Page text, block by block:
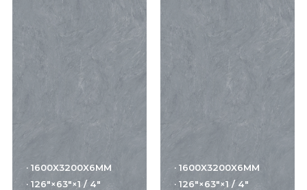
结晶干粒亮抛
钻粉干粒+数码微雕
肌纹釉+数码微雕
数码通体胚（真通体）82度白胚（可透光）
· 1600X3200X6MM
· 126"×63"×1 / 4"
· 1600X3200X6MM
· 126"×63"×1 / 4"